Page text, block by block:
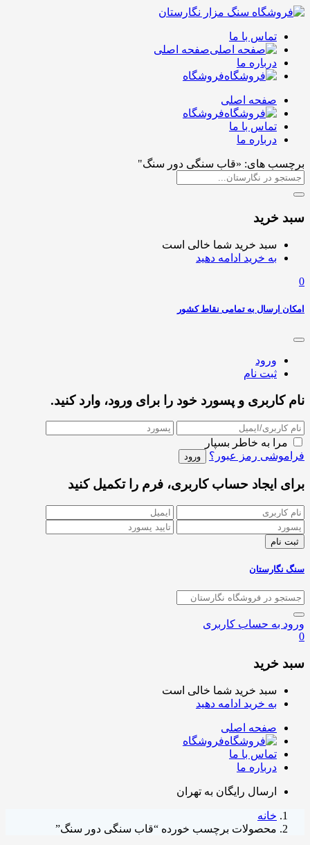
تماس با ما
صفحه اصلی
درباره ما
فروشگاه
صفحه اصلی
فروشگاه
تماس با ما
درباره ما
برچسب های: «قاب سنگی دور سنگ"
سبد خرید
سبد خرید شما خالی است
به خرید ادامه دهید
0
امکان ارسال به تمامی نقاط کشور
ورود
ثبت نام
نام کاربری و پسورد خود را برای ورود، وارد کنید.
مرا به خاطر بسپار
فراموشی رمز عبور؟
برای ایجاد حساب کاربری، فرم را تکمیل کنید
سنگ نگارستان
ورود به حساب کاربری
0
سبد خرید
سبد خرید شما خالی است
به خرید ادامه دهید
صفحه اصلی
فروشگاه
تماس با ما
درباره ما
ارسال رایگان به تهران
خانه
محصولات برچسب خورده “قاب سنگی دور سنگ”